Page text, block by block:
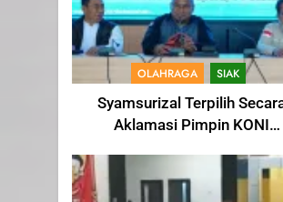
OLAHRAGA SIAK
Syamsurizal Terpilih
Aklamasi Pimpin KONI